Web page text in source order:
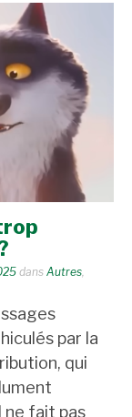
dans Autres,
par la
qui
ne fait pas